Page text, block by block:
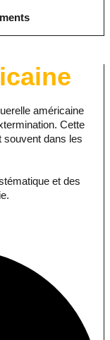
américaine
Cette
souvent dans les
et des